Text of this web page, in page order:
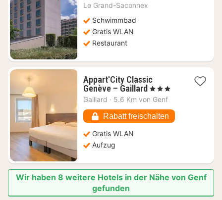
Le Grand-Saconnex
Schwimmbad
Gratis WLAN
Restaurant
Appart'City Classic
Genève – Gaillard 1
Nacht
56,71
€
, 3 Sterne
Gaillard · 5.6 Km von Genf
Rabatt freischalten
Gratis WLAN
Aufzug
Wir haben 8 weitere Hotels in der Nähe von Genf
gefunden